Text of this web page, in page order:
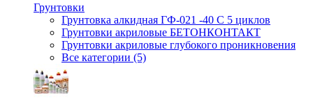
Грунтовки
Грунтовка алкидная ГФ-021 -40 С 5 циклов
Грунтовки акриловые БЕТОНКОНТАКТ
Грунтовки акриловые глубокого проникновения
Все категории (5)